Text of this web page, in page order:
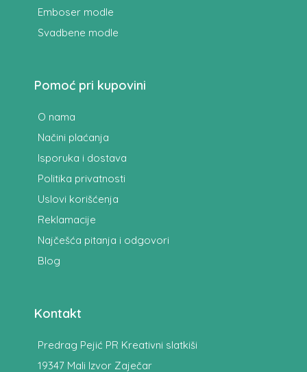
Emboser modle
Svadbene modle
Pomoć pri kupovini
O nama
Načini plaćanja
Isporuka i dostava
Politika privatnosti
Uslovi korišćenja
Reklamacije
Najčešća pitanja i odgovori
Blog
Kontakt
Predrag Pejić PR Kreativni slatkiši
19347 Mali Izvor Zaječar